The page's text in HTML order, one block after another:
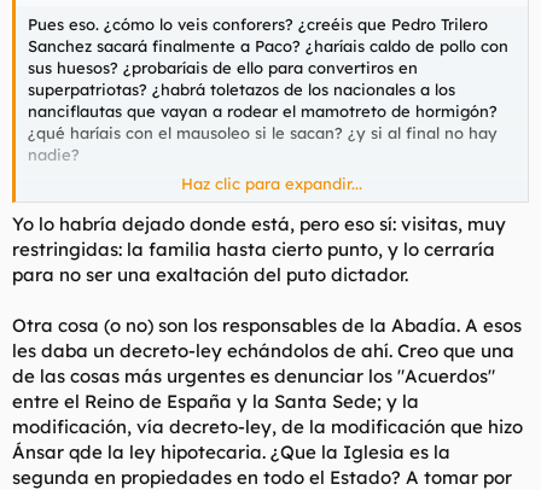
Pues eso. ¿cómo lo veis conforers? ¿creéis que Pedro Trilero
Sanchez sacará finalmente a Paco? ¿haríais caldo de pollo con
sus huesos? ¿probaríais de ello para convertiros en
superpatriotas? ¿habrá toletazos de los nacionales a los
nanciflautas que vayan a rodear el mamotreto de hormigón?
¿qué haríais con el mausoleo si le sacan? ¿y si al final no hay
nadie?
Preguntas insondables me atormentan.
Ver el archivos adjunto 41761
Haz clic para expandir...
Yo lo habría dejado donde está, pero eso sí: visitas, muy
restringidas: la familia hasta cierto punto, y lo cerraría
para no ser una exaltación del puto dictador.
Otra cosa (o no) son los responsables de la Abadía. A esos
les daba un decreto-ley echándolos de ahí. Creo que una
de las cosas más urgentes es denunciar los "Acuerdos"
entre el Reino de España y la Santa Sede; y la
modificación, vía decreto-ley, de la modificación que hizo
Ánsar qde la ley hipotecaria. ¿Que la Iglesia es la
segunda en propiedades en todo el Estado? A tomar por